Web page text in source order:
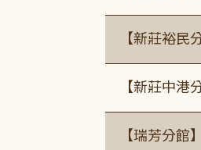
【新莊裕民
【新莊中港
【瑞芳分館